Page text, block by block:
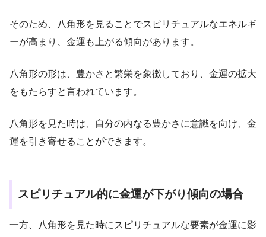
そのため、八角形を見ることでスピリチュアルなエネルギ
ーが高まり、金運も上がる傾向があります。
八角形の形は、豊かさと繁栄を象徴しており、金運の拡大
をもたらすと言われています。
八角形を見た時は、自分の内なる豊かさに意識を向け、金
運を引き寄せることができます。
スピリチュアル的に金運が下がり傾向の場合
一方、八角形を見た時にスピリチュアルな要素が金運に影